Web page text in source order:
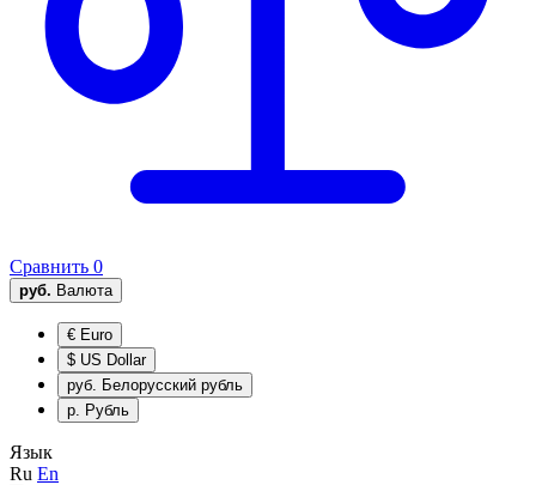
Сравнить 0
руб. Валюта
€ Euro
$ US Dollar
руб. Белорусский рубль
р. Рубль
Язык
Ru En